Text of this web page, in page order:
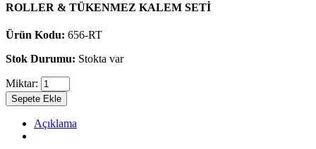
ROLLER & TÜKENMEZ KALEM SETİ
Ürün Kodu: 656-RT
Stok Durumu: Stokta var
Miktar:
Sepete Ekle
Açıklama